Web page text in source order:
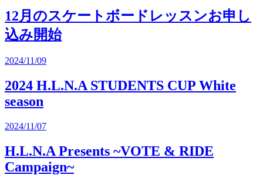
12月のスケートボードレッスンお申し
込み開始
2024/11/09
2024 H.L.N.A STUDENTS CUP White
season
2024/11/07
H.L.N.A Presents ~VOTE & RIDE
Campaign~